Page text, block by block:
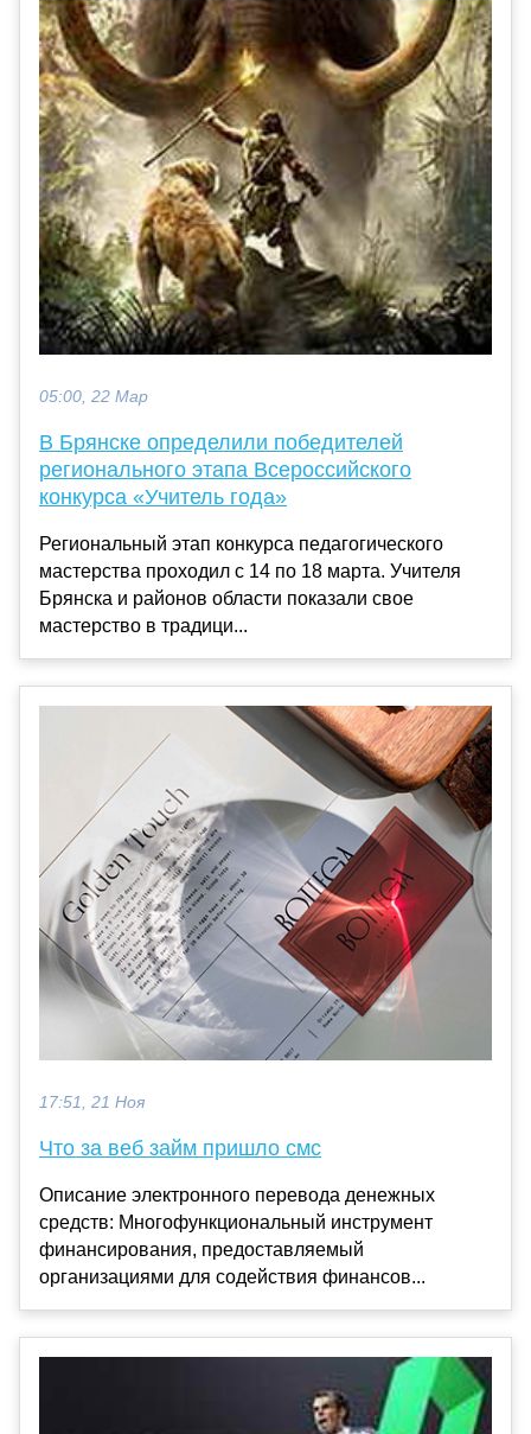
05:00, 22 Мар
В Брянске определили победителей
регионального этапа Всероссийского
конкурса «Учитель года»
Региональный этап конкурса педагогического
мастерства проходил с 14 по 18 марта. Учителя
Брянска и районов области показали свое
мастерство в традици...
17:51, 21 Ноя
Что за веб займ пришло смс
Описание электронного перевода денежных
средств: Многофункциональный инструмент
финансирования, предоставляемый
организациями для содействия финансов...